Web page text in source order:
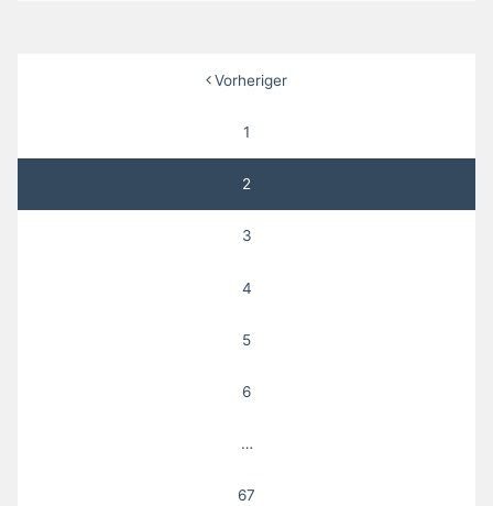
13.09.2025
Seitennummerierung
Beiträge
Vorheriger
1
2
3
4
5
6
…
67